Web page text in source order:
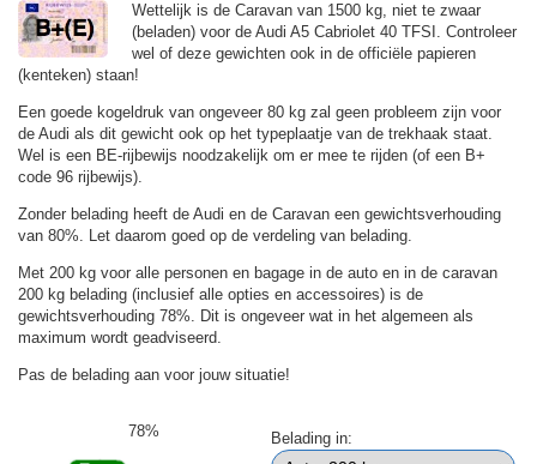
Wettelijk is de Caravan van 1500 kg, niet te zwaar
(beladen) voor de Audi A5 Cabriolet 40 TFSI. Controleer
wel of deze gewichten ook in de officiële papieren
(kenteken) staan!
Een goede kogeldruk van ongeveer 80 kg zal geen probleem zijn voor
de Audi als dit gewicht ook op het typeplaatje van de trekhaak staat.
Wel is een BE-rijbewijs noodzakelijk om er mee te rijden (of een B+
code 96 rijbewijs).
Zonder belading heeft de Audi en de Caravan een gewichtsverhouding
van 80%. Let daarom goed op de verdeling van belading.
Met 200 kg voor alle personen en bagage in de auto en in de caravan
200 kg belading (inclusief alle opties en accessoires) is de
gewichtsverhouding 78%. Dit is ongeveer wat in het algemeen als
maximum wordt geadviseerd.
Pas de belading aan voor jouw situatie!
78% Belading in: